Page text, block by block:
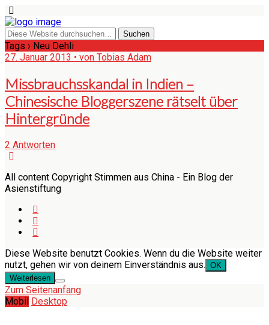
Tags › Neu Dehli
27. Januar 2013 • von Tobias Adam
Missbrauchsskandal in Indien –
Chinesische Bloggerszene rätselt über
Hintergründe
2 Antworten
All content Copyright Stimmen aus China - Ein Blog der
Asienstiftung
Diese Website benutzt Cookies. Wenn du die Website weiter
nutzt, gehen wir von deinem Einverständnis aus. OK
Weiterlesen
Zum Seitenanfang
Mobil Desktop